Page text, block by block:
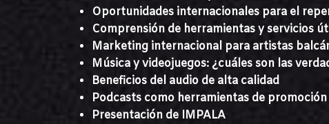
Oportunidades internacionales para el
Comprensión de herramientas y servicios
Marketing internacional para artistas
Música y videojuegos: ¿cuáles son las
Beneficios del audio de alta calidad
Podcasts como herramientas de
Presentación de IMPALA